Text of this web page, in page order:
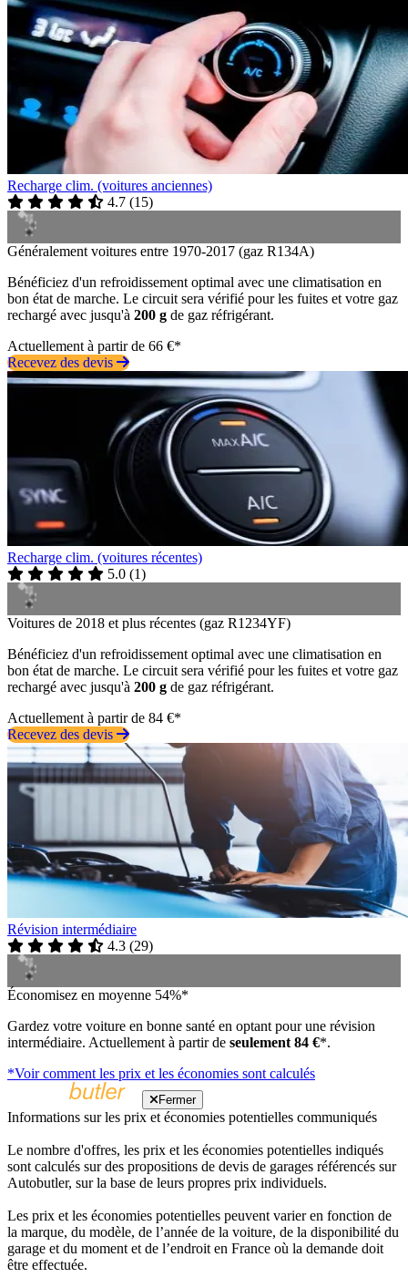
Recharge clim. (voitures anciennes)
4.7 (15)
Généralement voitures entre 1970-2017 (gaz R134A)
Bénéficiez d'un refroidissement optimal avec une climatisation en
bon état de marche. Le circuit sera vérifié pour les fuites et votre gaz
rechargé avec jusqu'à 200 g de gaz réfrigérant.
Actuellement à partir de 66 €*
Recevez des devis
Recharge clim. (voitures récentes)
5.0 (1)
Voitures de 2018 et plus récentes (gaz R1234YF)
Bénéficiez d'un refroidissement optimal avec une climatisation en
bon état de marche. Le circuit sera vérifié pour les fuites et votre gaz
rechargé avec jusqu'à 200 g de gaz réfrigérant.
Actuellement à partir de 84 €*
Recevez des devis
Révision intermédiaire
4.3 (29)
Économisez en moyenne 54%*
Gardez votre voiture en bonne santé en optant pour une révision
intermédiaire. Actuellement à partir de seulement 84 €*.
*Voir comment les prix et les économies sont calculés
Fermer
Informations sur les prix et économies potentielles communiqués
Le nombre d'offres, les prix et les économies potentielles indiqués
sont calculés sur des propositions de devis de garages référencés sur
Autobutler, sur la base de leurs propres prix individuels.
Les prix et les économies potentielles peuvent varier en fonction de
la marque, du modèle, de l’année de la voiture, de la disponibilité du
garage et du moment et de l’endroit en France où la demande doit
être effectuée.